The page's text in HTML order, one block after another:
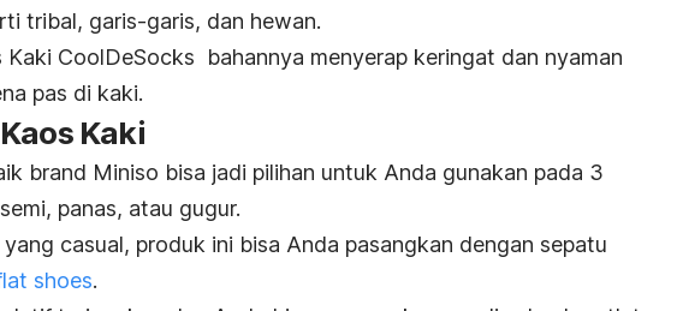
tribal, garis-garis, dan hewan.
Kaki CoolDeSocks bahannya menyerap keringat dan nyaman
pas di kaki.
Kaki
brand Miniso bisa jadi pilihan untuk Anda gunakan pada 3
panas, atau gugur.
casual, produk ini bisa Anda pasangkan dengan sepatu
shoes.